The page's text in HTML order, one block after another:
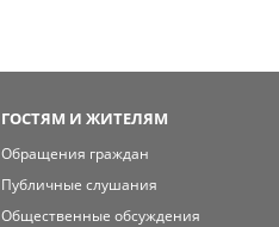
ГОСТЯМ И ЖИТЕЛЯМ
Обращения граждан
Публичные слушания
Общественные обсуждения